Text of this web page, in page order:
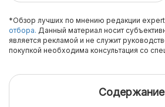
*Обзор лучших по мнению редакции
отбора. Данный материал носит
является рекламой и не служит
покупкой необходима консультация со
Содержание